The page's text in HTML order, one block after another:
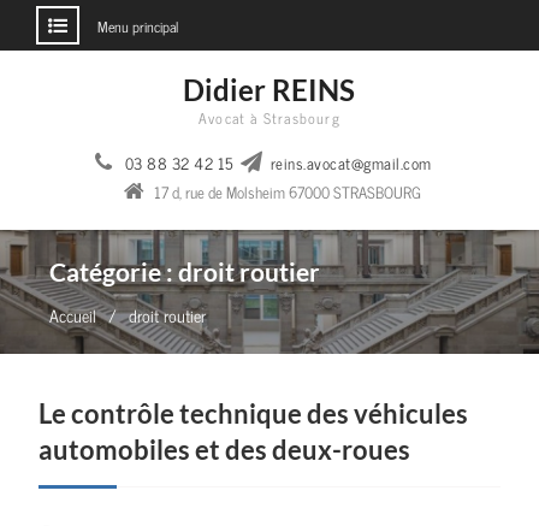
Menu principal
Didier REINS
Avocat à Strasbourg
03 88 32 42 15
reins.avocat@gmail.com
17 d, rue de Molsheim 67000 STRASBOURG
Catégorie :droit routier
Accueil droit routier
Le contrôle technique des véhicules
automobiles et des deux-roues